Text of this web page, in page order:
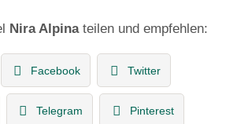
Nira Alpinateilen und empfehlen:
Facebook Twitter
Telegram Pinterest